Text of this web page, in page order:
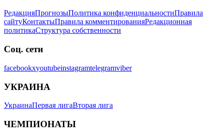
РедакцияПрогнозыПолитика конфиденциальностиПравила
сайтуКонтактыПравила комментированияРедакционная
политикаСтруктура собственности
Соц. сети
facebookxyoutubeinstagramtelegramviber
УКРАИНА
УкраинаПервая лигаВторая лига
ЧЕМПИОНАТЫ